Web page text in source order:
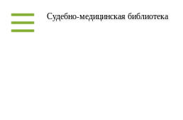
Судебно-медицинская библиотека